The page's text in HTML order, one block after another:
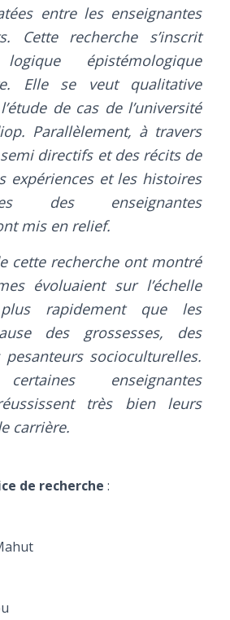
entre les enseignantes
Cette recherche s’inscrit
épistémologique
Elle se veut qualitative
de cas de l’université
Parallèlement, à travers
directifs et des récits de
expériences et les histoires
des enseignantes
mis en relief.
cette recherche ont montré
évoluaient sur l’échelle
plus rapidement que les
des grossesses, des
socioculturelles.
enseignantes
très bien leurs
carrière.
de recherche :